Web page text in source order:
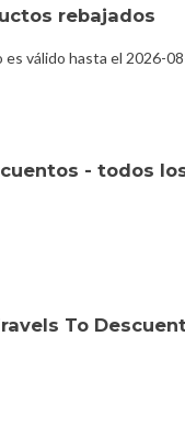
rebajados
válido hasta el 2026-
- todos
To